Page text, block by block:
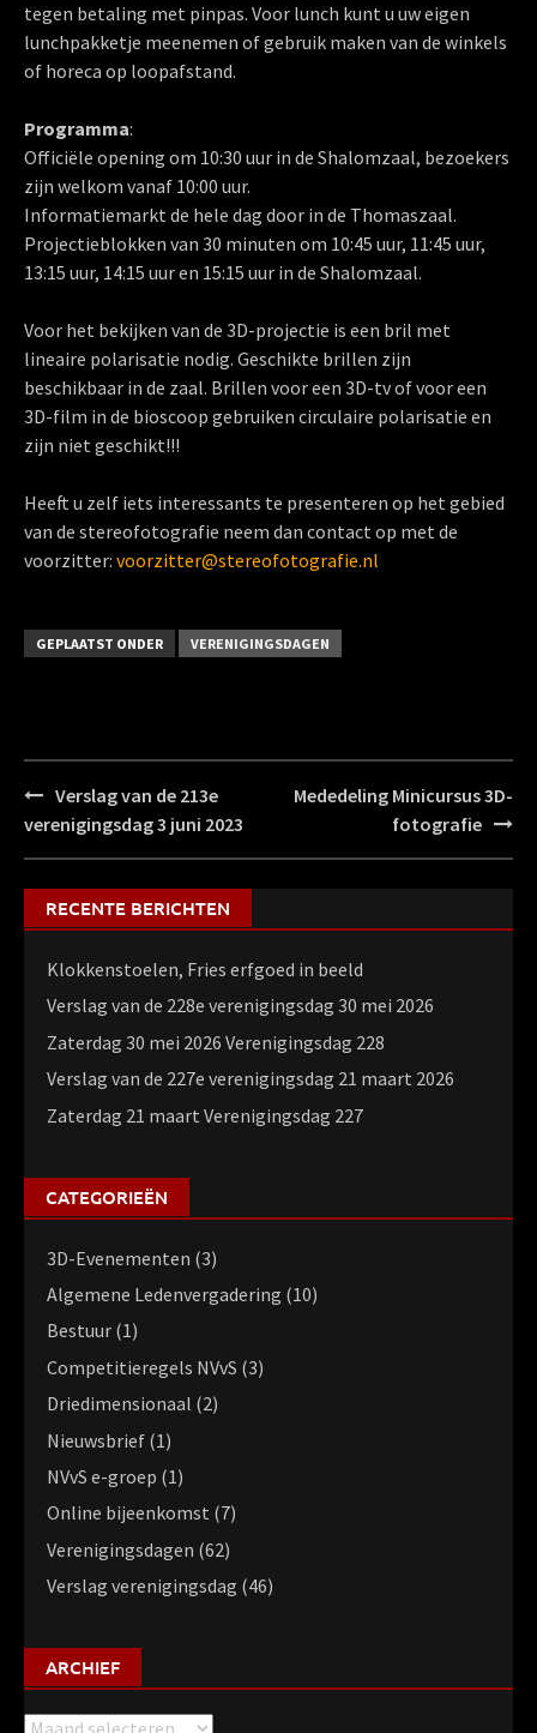
tegen betaling met pinpas. Voor lunch kunt u uw eigen
lunchpakketje meenemen of gebruik maken van de winkels
of horeca op loopafstand.
Programma:
Officiële opening om 10:30 uur in de Shalomzaal, bezoekers
zijn welkom vanaf 10:00 uur.
Informatiemarkt de hele dag door in de Thomaszaal.
Projectieblokken van 30 minuten om 10:45 uur, 11:45 uur,
13:15 uur, 14:15 uur en 15:15 uur in de Shalomzaal.
Voor het bekijken van de 3D-projectie is een bril met
lineaire polarisatie nodig. Geschikte brillen zijn
beschikbaar in de zaal. Brillen voor een 3D-tv of voor een
3D-film in de bioscoop gebruiken circulaire polarisatie en
zijn niet geschikt!!!
Heeft u zelf iets interessants te presenteren op het gebied
van de stereofotografie neem dan contact op met de
voorzitter: voorzitter@stereofotografie.nl
GEPLAATST ONDER VERENIGINGSDAGEN
Bericht
navigatie
Verslag van de 213e
verenigingsdag 3 juni 2023
Mededeling Minicursus 3D-
fotografie
RECENTE BERICHTEN
Klokkenstoelen, Fries erfgoed in beeld
Verslag van de 228e verenigingsdag 30 mei 2026
Zaterdag 30 mei 2026 Verenigingsdag 228
Verslag van de 227e verenigingsdag 21 maart 2026
Zaterdag 21 maart Verenigingsdag 227
CATEGORIEËN
3D-Evenementen (3)
Algemene Ledenvergadering (10)
Bestuur (1)
Competitieregels NVvS (3)
Driedimensionaal (2)
Nieuwsbrief (1)
NVvS e-groep (1)
Online bijeenkomst (7)
Verenigingsdagen (62)
Verslag verenigingsdag (46)
ARCHIEF
Archief